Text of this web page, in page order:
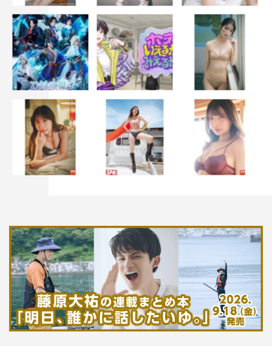
もし告白されるなら…何派？
1 2 全文表示
差出人は、誰ですか？ 幸澤沙良